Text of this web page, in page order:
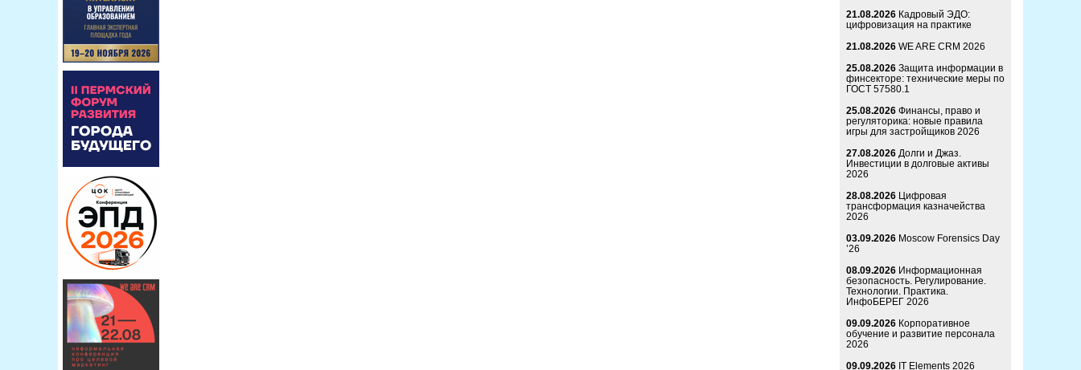
21.08.2026 Кадровый ЭДО:
цифровизация на практике
21.08.2026 WE ARE CRM 2026
25.08.2026 Защита информации в
финсекторе: технические меры по
ГОСТ 57580.1
25.08.2026 Финансы, право и
регуляторика: новые правила
игры для застройщиков 2026
27.08.2026 Долги и Джаз.
Инвестиции в долговые активы
2026
28.08.2026 Цифровая
трансформация казначейства
2026
03.09.2026 Moscow Forensics Day
’26
08.09.2026 Информационная
безопасность. Регулирование.
Технологии. Практика.
ИнфоБЕРЕГ 2026
09.09.2026 Корпоративное
обучение и развитие персонала
2026
09.09.2026 IT Elements 2026